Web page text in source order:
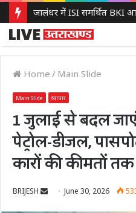
Home / Main Slide
Main Slide व्यापार
1 जुलाई से बदल
पेट्रोल-डीजल,
कारों की कीमतों
BRIJESH
SendJune 30, 2026